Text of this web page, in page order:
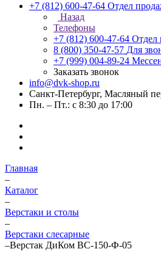
+7 (812) 600-47-64 Отдел
Назад
Телефоны
+7 (812) 600-47-64 Отдел
8 (800) 350-47-57 Для
+7 (999) 004-89-24
Заказать звонок
info@dvk-shop.ru
Санкт-Петербург, Масляный
Пн. – Пт.: с 8:30 до 17:00
Главная
–
Каталог
–
Верстаки и столы
–
Верстаки слесарные
–Верстак ДиКом ВС-150-Ф-05